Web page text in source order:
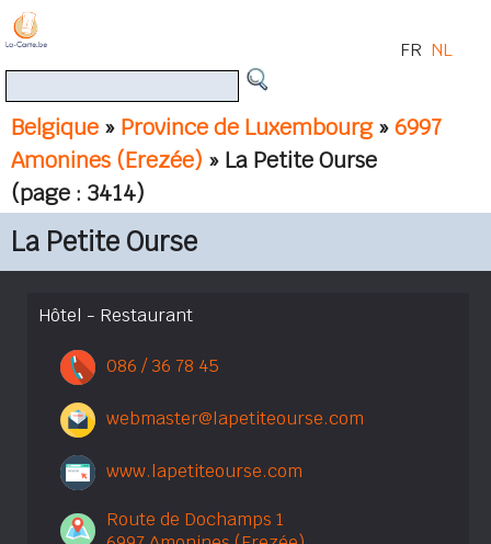
Belgique » Province de Luxembourg»6997
Amonines (Erezée) » La Petite Ourse
(page : 3414)
FR NL
La Petite Ourse
Hôtel - Restaurant
086 / 36 78 45
webmaster@lapetiteourse.com
www.lapetiteourse.com
Route de Dochamps 1